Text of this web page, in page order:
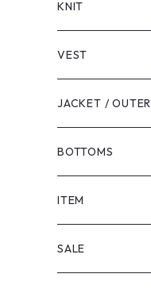
LONG SLEEVE
KNIT
VEST
JACKET / OUTER
BOTTOMS
SHORTS
PANTS
ITEM
SALE